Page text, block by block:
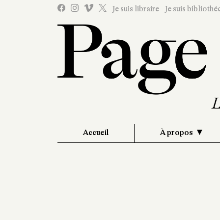
Je suis libraire Je suis
Accueil À propos